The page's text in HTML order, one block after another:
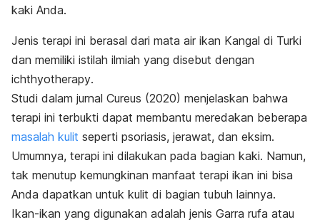
kaki Anda.
Jenis terapi ini berasal dari mata air ikan Kangal di Turki
dan memiliki istilah ilmiah yang disebut dengan
ichthyotherapy.
Studi dalam jurnal Cureus (2020) menjelaskan bahwa
terapi ini terbukti dapat membantu meredakan beberapa
masalah kulit seperti psoriasis, jerawat, dan eksim.
Umumnya, terapi ini dilakukan pada bagian kaki. Namun,
tak menutup kemungkinan manfaat terapi ikan ini bisa
Anda dapatkan untuk kulit di bagian tubuh lainnya.
Ikan-ikan yang digunakan adalah jenis Garra rufa atau